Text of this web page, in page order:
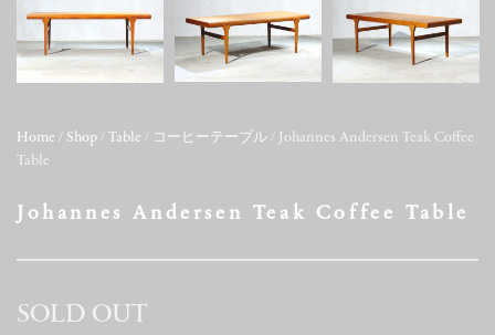
Home / Shop / Table / コーヒーテーブル / Johannes Andersen Teak Coffee
Table
Johannes Andersen Teak Coffee Table
SOLD OUT